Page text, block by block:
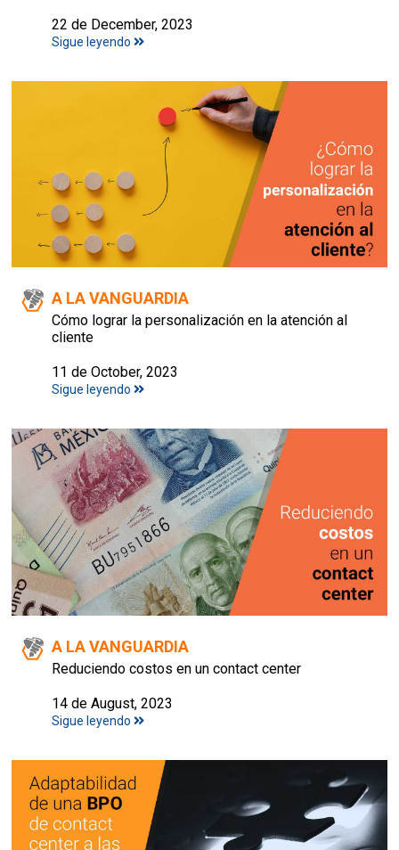
22 de December, 2023
Sigue leyendo
A LA VANGUARDIA
Cómo lograr la personalización en la atención al
cliente
11 de October, 2023
Sigue leyendo
A LA VANGUARDIA
Reduciendo costos en un contact center
14 de August, 2023
Sigue leyendo